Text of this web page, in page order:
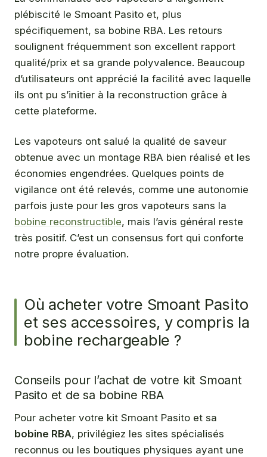
plébiscité le Smoant Pasito et, plus
spécifiquement, sa bobine RBA. Les retours
soulignent fréquemment son excellent rapport
qualité/prix et sa grande polyvalence. Beaucoup
d’utilisateurs ont apprécié la facilité avec laquelle
ils ont pu s’initier à la reconstruction grâce à
cette plateforme.
Les vapoteurs ont salué la qualité de saveur
obtenue avec un montage RBA bien réalisé et les
économies engendrées. Quelques points de
vigilance ont été relevés, comme une autonomie
parfois juste pour les gros vapoteurs sans la
bobine reconstructible, mais l’avis général reste
très positif. C’est un consensus fort qui conforte
notre propre évaluation.
Où acheter votre Smoant Pasito
et ses accessoires, y compris la
bobine rechargeable ?
Conseils pour l’achat de votre kit Smoant
Pasito et de sa bobine RBA
Pour acheter votre kit Smoant Pasito et sa
bobine RBA, privilégiez les sites spécialisés
reconnus ou les boutiques physiques ayant une